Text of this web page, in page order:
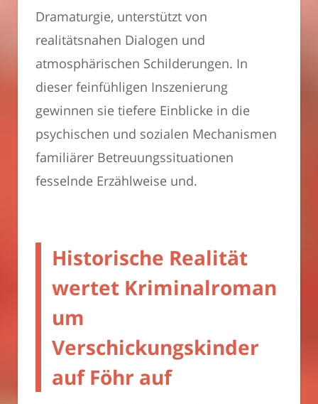
Dramaturgie, unterstützt von
realitätsnahen Dialogen und
atmosphärischen Schilderungen. In
dieser feinfühligen Inszenierung
gewinnen sie tiefere Einblicke in die
psychischen und sozialen Mechanismen
familiärer Betreuungssituationen
fesselnde Erzählweise und.
Historische Realität
wertet Kriminalroman
um
Verschickungskinder
auf Föhr auf